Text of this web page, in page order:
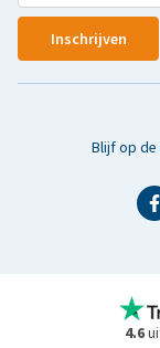
Inschrijven
Blijf op
4.6